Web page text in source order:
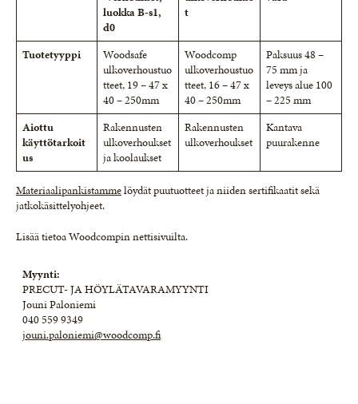
luokka B-s1,
d0
t
Tuotetyyppi
Woodsafe
ulkoverhoustuo
tteet, 19 – 47 x
40 – 250mm
Woodcomp
ulkoverhoustuo
tteet, 16 – 47 x
40 – 250mm
Paksuus 48 –
75 mm ja
leveys alue 100
– 225 mm
Aiottu
käyttötarkoit
us
Rakennusten
ulkoverhoukset
ja koolaukset
Rakennusten
ulkoverhoukset
Kantava
puurakenne
Materiaalipankistammelöydät puutuotteet ja niiden sertifikaatit sekä
jatkokäsittelyohjeet.
Lisää tietoa Woodcompin nettisivuilta.
Myynti:
PRECUT- JA HÖYLÄTAVARAMYYNTI
Jouni Paloniemi
040 559 9349
jouni.paloniemi@woodcomp.fi